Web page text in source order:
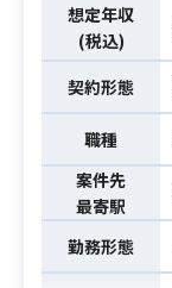
想定年収
(税込)
契約形態
職種
案件先
最寄駅
勤務形態